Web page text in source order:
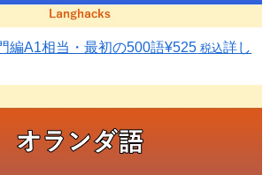
編A1相当・最初の500語¥525 税込詳し